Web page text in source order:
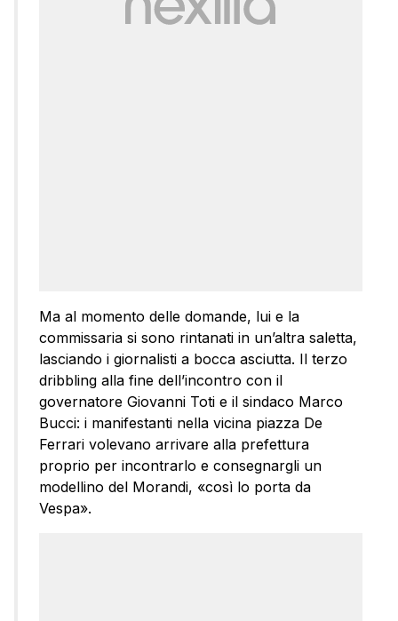
Ma al momento delle domande, lui e la
commissaria si sono rintanati in un’altra saletta,
lasciando i giornalisti a bocca asciutta. Il terzo
dribbling alla fine dell’incontro con il
governatore Giovanni Toti e il sindaco Marco
Bucci: i manifestanti nella vicina piazza De
Ferrari volevano arrivare alla prefettura
proprio per incontrarlo e consegnargli un
modellino del Morandi, «così lo porta da
Vespa».